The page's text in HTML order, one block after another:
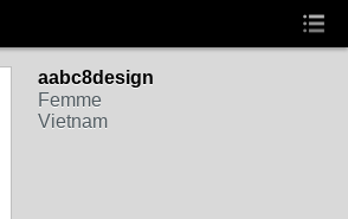
aabc8design
Femme
Vietnam